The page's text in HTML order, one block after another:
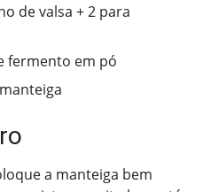
de valsa + 2 para
fermento em pó
a manteiga bem